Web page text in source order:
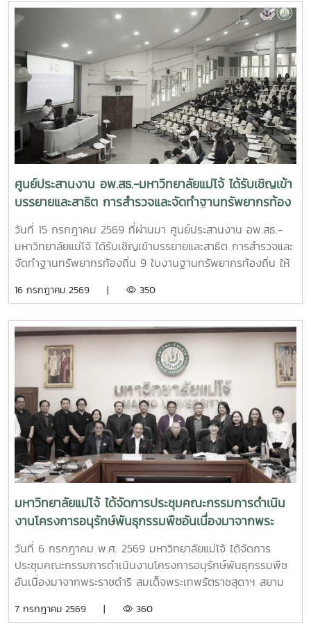
ศูนย์ประสานงาน อพ.สธ.-มหาวิทยาลัยแม่โจ้ ได้รับเชิญเข้า
บรรยายและสาธิต การสำรวจและจัดทำฐานทรัพยากรท้อง
ถิ่น 9 ใบงานฐานทรัพยากรท้องถิ่น
วันที่ 15 กรกฎาคม 2569 ที่ผ่านมา ศูนย์ประสานงาน อพ.สธ.-
มหาวิทยาลัยแม่โจ้ ได้รับเชิญเข้าบรรยายและสาธิต การสำรวจและ
จัดทำฐานทรัพยากรท้องถิ่น 9 ใบงานฐานทรัพยากรท้องถิ่น ให้
เพื่อให้นักศึกษาออกพื้นที่สำรวจได้อย่างมีประสิทธิภาพ และเข้าใจ
พัฒนาการท่องเที่ยว มหาวิทยาลัยแม่โจ้
16 กรกฎาคม 2569 | 350
มหาวิทยาลัยแม่โจ้ ได้จัดการประชุมคณะกรรมการดำเนิน
งานโครงการอนุรักษ์พันธุกรรมพืชอันเนื่องมาจากพระ
ราชดำริ สมเด็จพระเทพรัตราชสุดาฯ สยามบรมราชกุมารี
มหาวิทยาลัยแม่โจ้ (อพ.สธ.-มจ.) ครั้งที่ 1/2569
วันที่ 6 กรกฎาคม พ.ศ. 2569 มหาวิทยาลัยแม่โจ้ ได้จัดการ
ประชุมคณะกรรมการดำเนินงานโครงการอนุรักษ์พันธุกรรมพืช
อันเนื่องมาจากพระราชดำริ สมเด็จพระเทพรัตราชสุดาฯ สยาม
ณ ห้องประชุมรวงผึ้ง ชั้น 5 อาคารสำนักงานมหาวิทยาลัย
7 กรกฎาคม 2569 | 360